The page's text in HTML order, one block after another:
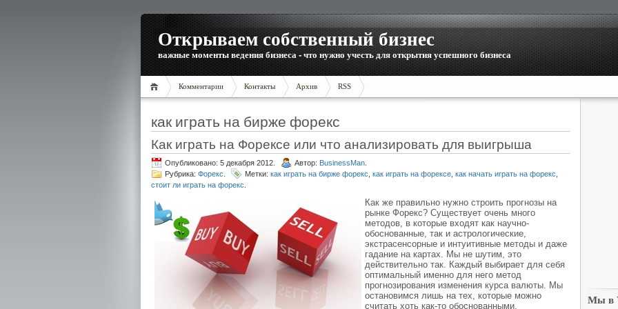
Открываем собственный бизнес
важные моменты ведения бизнеса - что нужно учесть для открытия успешного бизнеса
Комментарии Контакты Архив RSS
как играть на бирже форекс
Как играть на Форексе или что анализировать для выигрыша
Опубликовано: 5 декабря 2012. Автор: BusinessMan
Рубрика: Форекс Метки: как играть на бирже форекс как играть на форексе как начать играть на форекс
стоит ли играть на форекс
Как же правильно нужно строить прогнозы на
рынке Форекс? Существует очень много
методов, в которые входят как научно-
обоснованные, так и астрологические,
экстрасенсорные и интуитивные методы и даже
гадание на картах. Мы не шутим, это
действительно так. Каждый выбирает для себя
оптимальный именно для него метод
прогнозирования изменения курса валюты. Мы
остановимся лишь на тех, которые можно
считать хоть как-то обоснованными.
Мы в